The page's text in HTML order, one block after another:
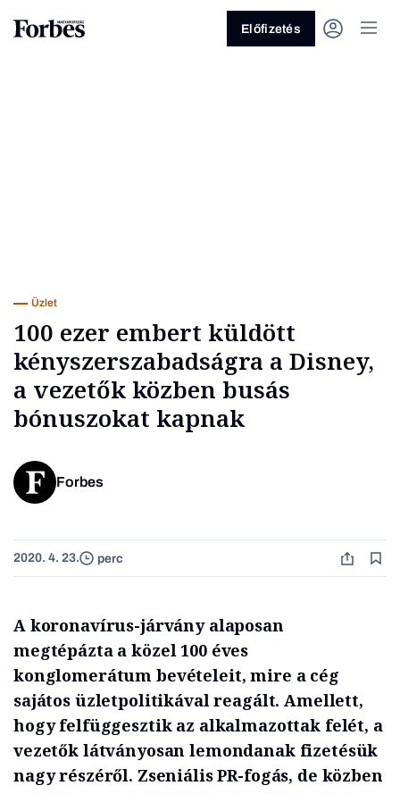
Előfizetés
Üzlet
100 ezer embert küldött
kényszerszabadságra a Disney,
a vezetők közben busás
bónuszokat kapnak
Forbes
2020. 4. 23. perc
A koronavírus-járvány alaposan
megtépázta a közel 100 éves
konglomerátum bevételeit, mire a cég
sajátos üzletpolitikával reagált. Amellett,
hogy felfüggesztik az alkalmazottak felét, a
vezetők látványosan lemondanak fizetésük
nagy részéről. Zseniális PR-fogás, de közben